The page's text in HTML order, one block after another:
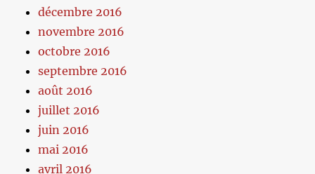
décembre 2016
novembre 2016
octobre 2016
septembre 2016
août 2016
juillet 2016
juin 2016
mai 2016
avril 2016